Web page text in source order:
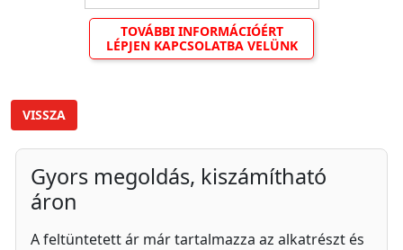
TOVÁBBI INFORMÁCIÓÉRT
LÉPJEN KAPCSOLATBA VELÜNK
VISSZA
Gyors megoldás, kiszámítható
áron
A feltüntetett ár már tartalmazza az alkatrészt és